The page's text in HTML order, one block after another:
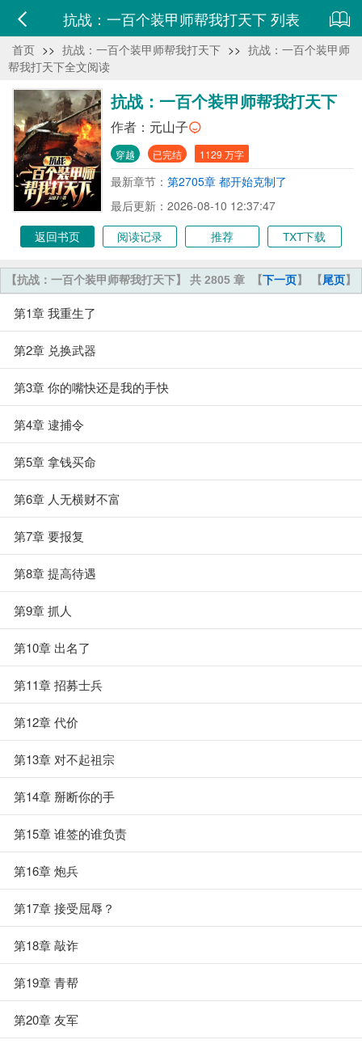
抗战：一百个装甲师帮我打天下 列表
首页 >> 抗战：一百个装甲师帮我打天下 >> 抗战：一百个装甲师
帮我打天下全文阅读
抗战：一百个装甲师帮我打天下
作者： 元山子
穿越 已完结 1129 万字
最新章节： 第2705章 都开始克制了
最后更新：2026-08-10 12:37:47
返回书页
阅读记录 推荐 TXT下载
【下一页】 【尾页】
【抗战：一百个装甲师帮我打天下】 共 2805 章
第1章 我重生了
第2章 兑换武器
第3章 你的嘴快还是我的手快
第4章 逮捕令
第5章 拿钱买命
第6章 人无横财不富
第7章 要报复
第8章 提高待遇
第9章 抓人
第10章 出名了
第11章 招募士兵
第12章 代价
第13章 对不起祖宗
第14章 掰断你的手
第15章 谁签的谁负责
第16章 炮兵
第17章 接受屈辱？
第18章 敲诈
第19章 青帮
第20章 友军